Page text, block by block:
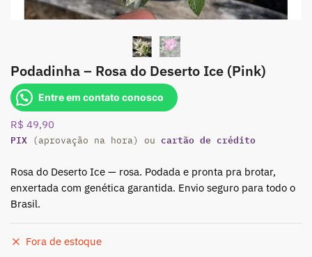
Podadinha – Rosa do Deserto Ice (Pink)
Entre em contato conosco
R$ 49,90
PIX (aprovação na hora) ou cartão de crédito
Rosa do Deserto Ice — rosa. Podada e pronta pra brotar,
enxertada com genética garantida. Envio seguro para todo o
Brasil.
Fora de estoque